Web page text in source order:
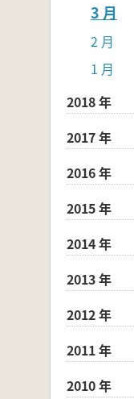
3 月
2 月
1 月
2018 年
2017 年
2016 年
2015 年
2014 年
2013 年
2012 年
2011 年
2010 年